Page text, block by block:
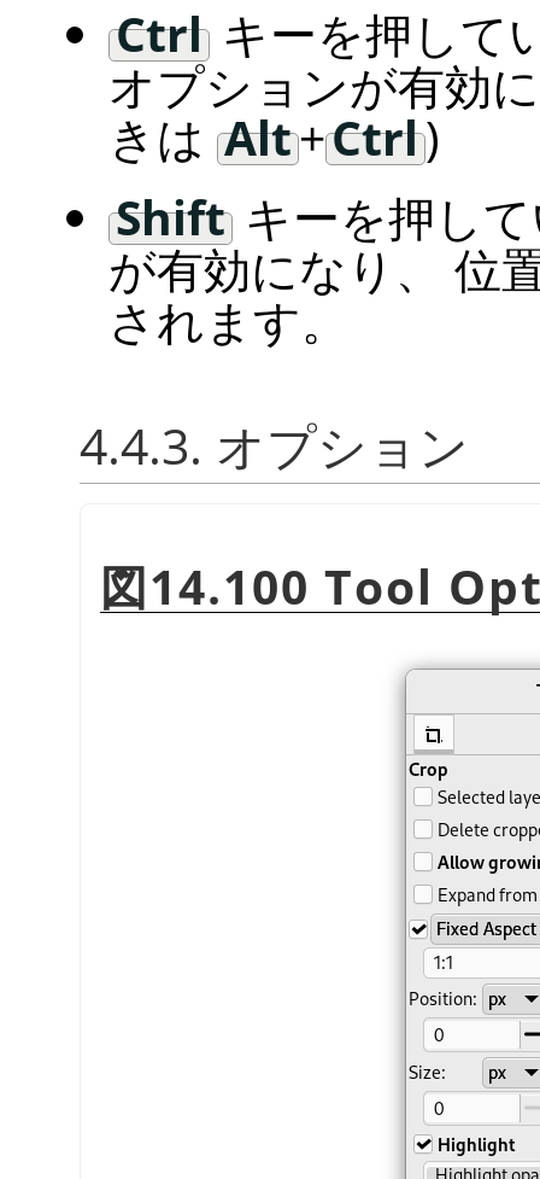
Ctrlキーを押して
オプションが有効
きは Alt+Ctrl)
Shiftキーを押し
が有効になり、 位
されます。
4.4.3. オプション
図14.100 Tool